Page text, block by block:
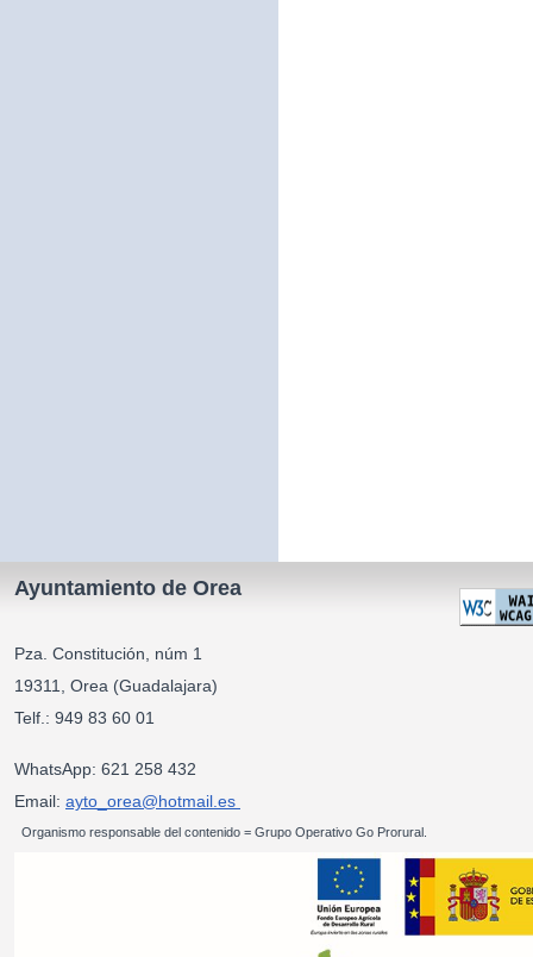
Ayuntamiento de Orea
Pza. Constitución, núm 1
19311, Orea (Guadalajara)
Telf.: 949 83 60 01
WhatsApp: 621 258 432
Email: ayto_orea@hotmail.es
Organismo responsable del contenido = Grupo Operativo Go Prorural.